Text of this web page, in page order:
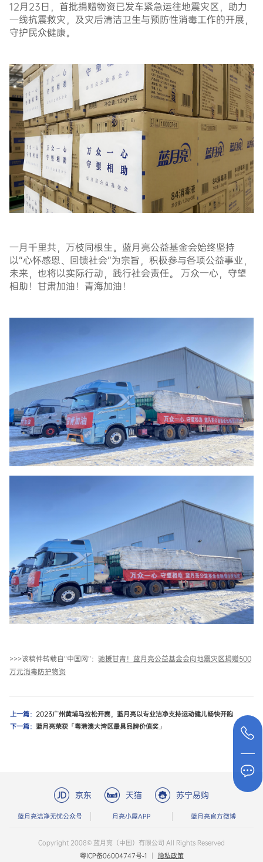
12月23日，首批捐赠物资已发车紧急运往地震灾区，助力
一线抗震救灾，及灾后清洁卫生与预防性消毒工作的开展，
守护民众健康。
一月千里共，万枝同根生。蓝月亮公益基金会始终坚持
以“心怀感恩、回馈社会”为宗旨，积极参与各项公益事业，
未来，也将以实际行动，践行社会责任。 万众一心，守望
相助！甘肃加油！青海加油！
>>>该稿件转载自“中国网”： 驰援甘青！蓝月亮公益基金会向地震灾区捐赠500
万元消毒防护物资
上一篇： 2023广州黄埔马拉松开赛，蓝月亮以专业洁净支持运动健儿畅快开跑
下一篇： 蓝月亮荣获「粤港澳大湾区最具品牌价值奖」
京东 天猫 苏宁易购
蓝月亮洁净无忧公众号 月亮小屋APP 蓝月亮官方微博
Copyright 2008© 蓝月亮（中国）有限公司 All Rights Reserved
粤ICP备06004747号-1
隐私政策